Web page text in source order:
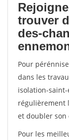
trouver
des-
Pour
dans les
isolation-
régulièrement
et doubler
Pour les